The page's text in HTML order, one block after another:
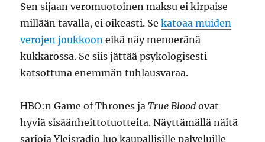
Sen sijaan veromuotoinen maksu ei kirpaise
millään tavalla, ei oikeasti. Sekatoaa muiden
verojen joukkoon eikä näy menoeränä
kukkarossa. Se siis jättää psykologisesti
katsottuna enemmän tuhlausvaraa.
HBO:n Game of Thrones jaTrue Blood ovat
hyviä sisäänheittotuotteita. Näyttämällä näitä
sarjoja Yleisradio luo kaupallisille palveluille